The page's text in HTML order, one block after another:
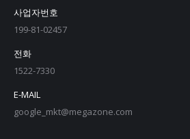
사업자번호
199-81-02457
전화
1522-7330
E-MAIL
google_mkt@megazone.com